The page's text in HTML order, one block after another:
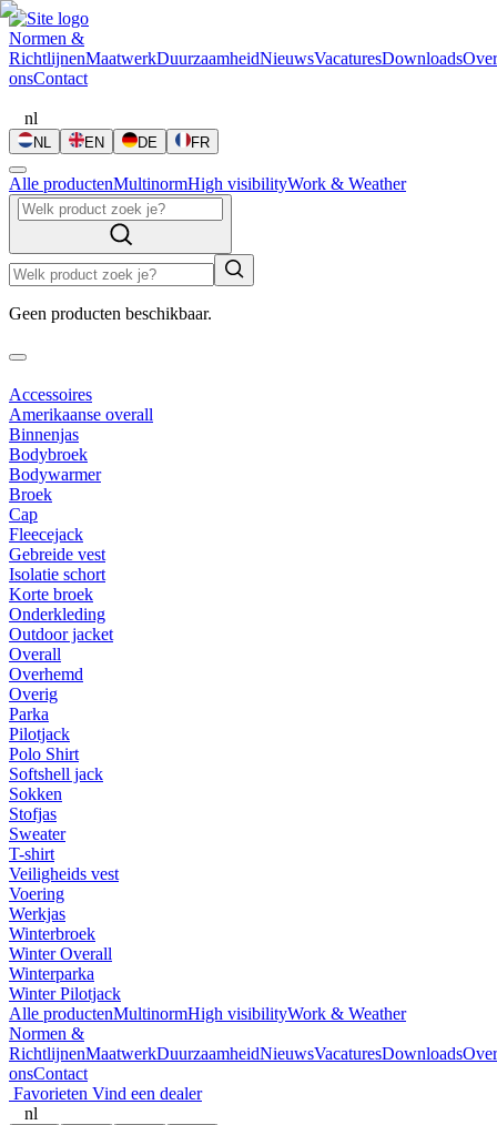
Normen &
RichtlijnenMaatwerkDuurzaamheidNieuwsVacaturesDownloadsOver
onsContact
nl
NL EN DE FR
Alle productenMultinormHigh visibilityWork & Weather
Geen producten beschikbaar.
Accessoires
Amerikaanse overall
Binnenjas
Bodybroek
Bodywarmer
Broek
Cap
Fleecejack
Gebreide vest
Isolatie schort
Korte broek
Onderkleding
Outdoor jacket
Overall
Overhemd
Overig
Parka
Pilotjack
Polo Shirt
Softshell jack
Sokken
Stofjas
Sweater
T-shirt
Veiligheids vest
Voering
Werkjas
Winterbroek
Winter Overall
Winterparka
Winter Pilotjack
Alle productenMultinormHigh visibilityWork & Weather
Normen &
RichtlijnenMaatwerkDuurzaamheidNieuwsVacaturesDownloadsOver
onsContact
Favorieten Vind een dealer
nl